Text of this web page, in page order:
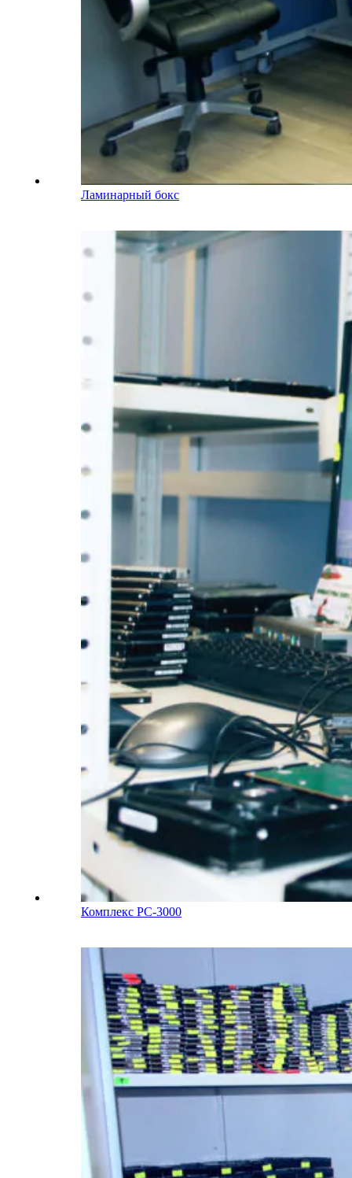
Ламинарный бокс
Комплекс PC-3000